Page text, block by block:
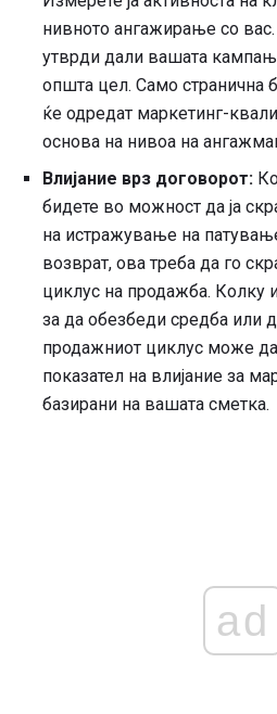
нивното ангажирање со
утврди дали вашата
општа цел. Само странична
ќе одредат маркетинг-
основа на нивоа на
Влијание врз договорот:
бидете во можност да ја
на истражување на
возврат, ова треба да го
циклус на продажба. Колку
за да обезбеди средба или
продажниот циклус може
показател на влијание за
базирани на вашата сметка.
ad